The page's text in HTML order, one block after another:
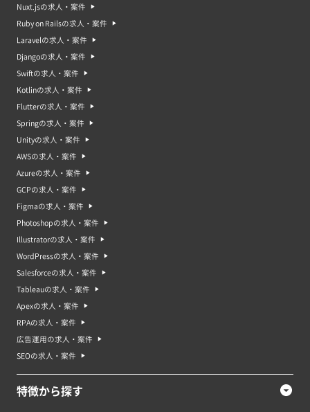
Q. 給与はどのように決められますか？
A. 案件によってさまざまですが、成果物に対して報酬が支払われることもあ
れば、時給◯円以上という契約で稼働した時間で計算することもあります。
Q. 雇用形態はどのようなものですか？
A. 正社員として雇用契約を結ぶこともありますが、業務委託契約も増えてい
ます。フリーランスや副業として優秀なクリエイターが増えており、人材の
活用の幅が広がっています。
Nuxt.jsの求人・案件
Ruby on Railsの求人・案件
Laravelの求人・案件
Djangoの求人・案件
Swiftの求人・案件
Kotlinの求人・案件
Flutterの求人・案件
Springの求人・案件
Unityの求人・案件
AWSの求人・案件
Azureの求人・案件
GCPの求人・案件
Figmaの求人・案件
Photoshopの求人・案件
Illustratorの求人・案件
WordPressの求人・案件
Salesforceの求人・案件
Tableauの求人・案件
Apexの求人・案件
RPAの求人・案件
広告運用の求人・案件
SEOの求人・案件
特徴から探す